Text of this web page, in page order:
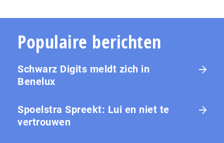
Populaire berichten
Schwarz Digits meldt zich in
Benelux
Spoelstra Spreekt: Lui en niet te
vertrouwen